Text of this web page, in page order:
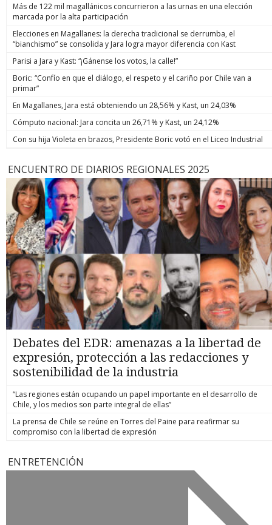
Más de 122 mil magallánicos concurrieron a las urnas en una elección
marcada por la alta participación
Elecciones en Magallanes: la derecha tradicional se derrumba, el
“bianchismo” se consolida y Jara logra mayor diferencia con Kast
Parisi a Jara y Kast: “¡Gánense los votos, la calle!”
Boric: “Confío en que el diálogo, el respeto y el cariño por Chile van a
primar”
En Magallanes, Jara está obteniendo un 28,56% y Kast, un 24,03%
Cómputo nacional: Jara concita un 26,71% y Kast, un 24,12%
Con su hija Violeta en brazos, Presidente Boric votó en el Liceo Industrial
ENCUENTRO DE DIARIOS REGIONALES 2025
Debates del EDR: amenazas a la libertad de
expresión, protección a las redacciones y
sostenibilidad de la industria
“Las regiones están ocupando un papel importante en el desarrollo de
Chile, y los medios son parte integral de ellas”
La prensa de Chile se reúne en Torres del Paine para reafirmar su
compromiso con la libertad de expresión
ENTRETENCIÓN